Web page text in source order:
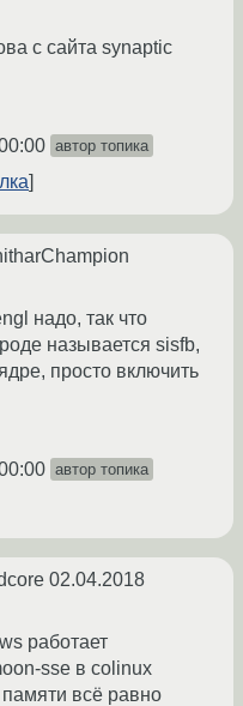
с сайта synaptic
автор топика
надо, так что
называется sisfb,
просто включить
автор топика
02.04.2018
работает
sse в colinux
всё равно